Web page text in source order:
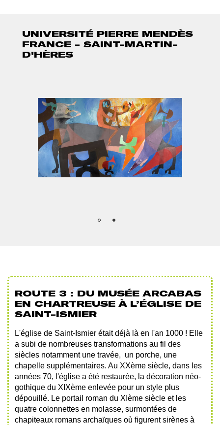
UNIVERSITÉ PIERRE MENDÈS
FRANCE - SAINT-MARTIN-
D'HÈRES
Afficher
l'image
en
grand
ROUTE 3 : DU MUSÉE ARCABAS
EN CHARTREUSE À L’ÉGLISE DE
SAINT-ISMIER
L'église de Saint-Ismier était déjà là en l'an 1000 ! Elle
a subi de nombreuses transformations au fil des
siècles notamment une travée, un porche, une
chapelle supplémentaires. Au XXème siècle, dans les
années 70, l'église a été restaurée, la décoration néo-
gothique du XIXème enlevée pour un style plus
dépouillé. Le portail roman du XIème siècle et les
quatre colonnettes en molasse, surmontées de
chapiteaux romans archaïques où figurent sirènes à